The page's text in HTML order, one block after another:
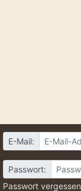
E-Mail:
Passwort:
Passwort vergessen